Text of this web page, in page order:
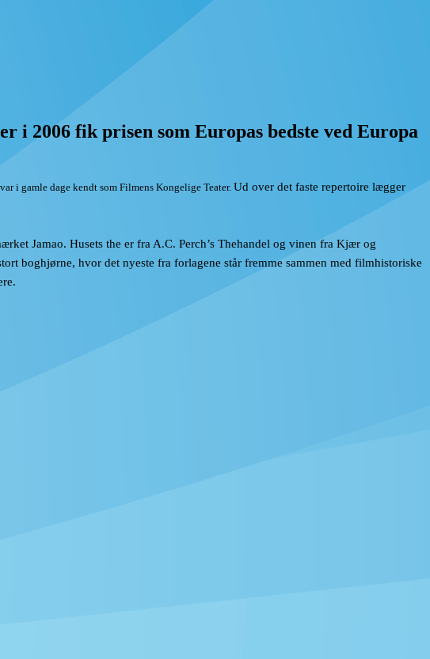
2006 fik prisen som Europas bedste ved Europa
i gamle dage kendt som Filmens Kongelige Teater. Ud over det faste repertoire lægger
Jamao. Husets the er fra A.C. Perch’s Thehandel og vinen fra Kjær og
boghjørne, hvor det nyeste fra forlagene står fremme sammen med filmhistoriske